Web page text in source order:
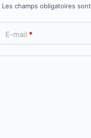
Les champs obligatoires
E-mail *